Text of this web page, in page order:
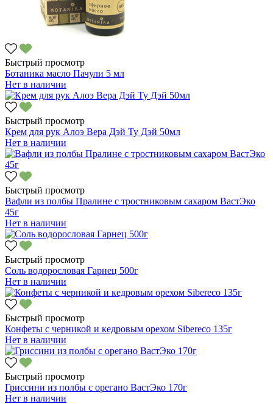
Быстрый просмотр
Ботаника масло Пачули 5 мл
Нет в наличии
Быстрый просмотр
Крем для рук Алоэ Вера Дэй Ту Дэй 50мл
Нет в наличии
Быстрый просмотр
Вафли из полбы Пралине с тростниковым сахаром ВастЭко
45г
Нет в наличии
Быстрый просмотр
Соль водорословая Гарнец 500г
Нет в наличии
Быстрый просмотр
Конфеты с черникой и кедровым орехом Sibereco 135г
Нет в наличии
Быстрый просмотр
Гриссини из полбы с орегано ВастЭко 170г
Нет в наличии